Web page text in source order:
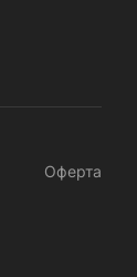
Оферта